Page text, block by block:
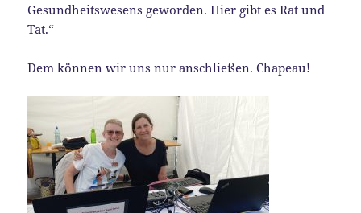
Gesundheitswesens geworden. Hier gibt es Rat und
Tat.“
Dem können wir uns nur anschließen. Chapeau!